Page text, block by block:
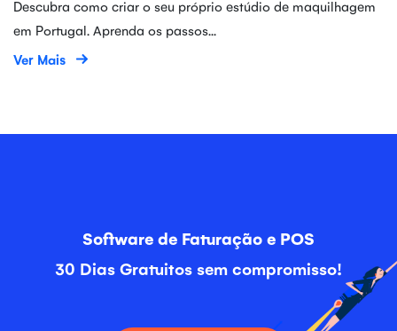
Descubra como criar o seu próprio estúdio de maquilhagem
em Portugal. Aprenda os passos...
Ver Mais
Software de Faturação e POS
30 Dias Gratuitos sem compromisso!